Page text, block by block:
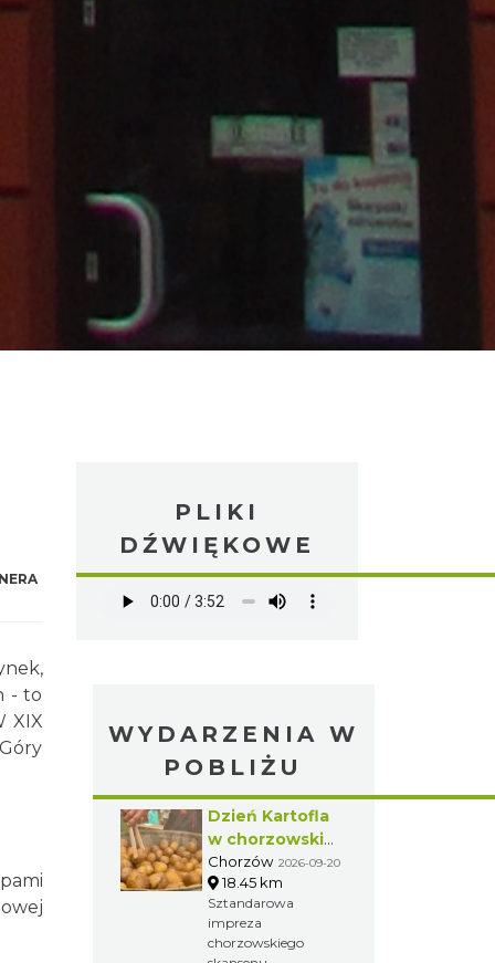
- to
XIX
PLIKI
DŹWIĘKOWE
WYDARZENIA W
POBLIŻU
Dzień Kartofla
w chorzowskim
skansenie
Chorzów 2026-09-20
18.45 km
Sztandarowa
impreza
chorzowskiego